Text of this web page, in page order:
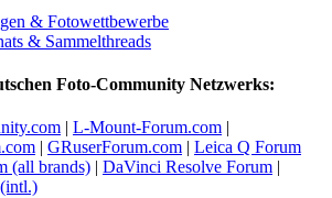
& Fotowettbewerbe
& Sammelthreads
Foto-Community Netzwerks:
| L-Mount-Forum.com |
| GRuserForum.com | Leica Q Forum
(all brands) | DaVinci Resolve Forum |